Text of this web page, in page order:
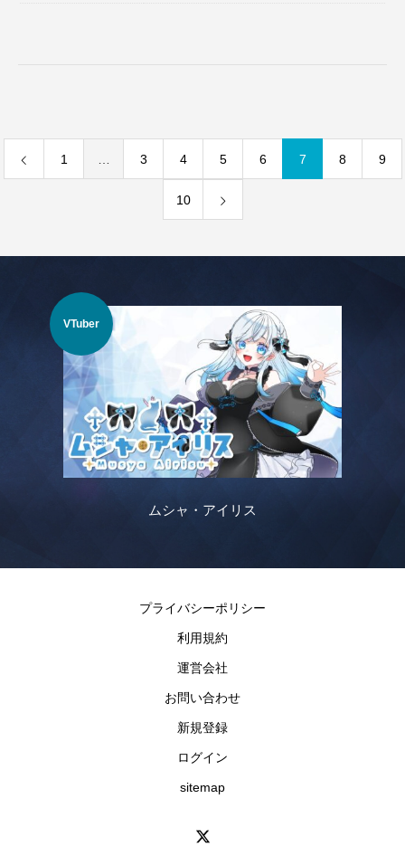
1 3 4 5 6 7 8 9
10
VTuber
ムシャ・アイリス
プライバシーポリシー
利用規約
運営会社
お問い合わせ
新規登録
ログイン
sitemap